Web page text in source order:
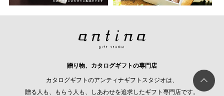
贈り物、カタログギフトの専門店
カタログギフトのアンティナギフトスタジオは、
贈る人も、もらう人も、しあわせを追求したギフト専門店です。